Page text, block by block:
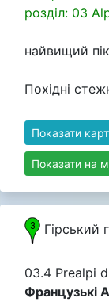
розділ: 03
найвищий
Похідні
Показати
Показати на
Гірський
03.4 Prealpi
Французькі